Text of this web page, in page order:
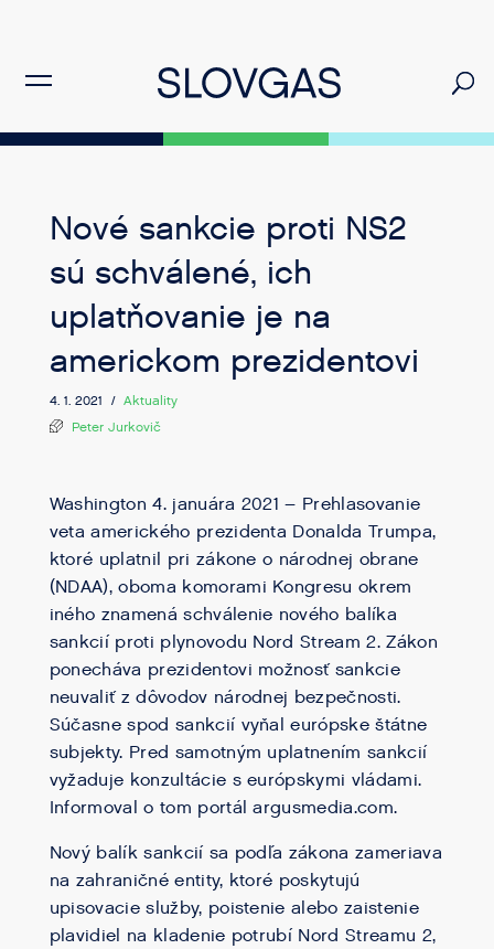
Nové sankcie proti NS2
sú schválené, ich
uplatňovanie je na
americkom prezidentovi
4. 1. 2021 / Aktuality
Peter Jurkovič
Washington 4. januára 2021 – Prehlasovanie
veta amerického prezidenta Donalda Trumpa,
ktoré uplatnil pri zákone o národnej obrane
(NDAA), oboma komorami Kongresu okrem
iného znamená schválenie nového balíka
sankcií proti plynovodu Nord Stream 2. Zákon
ponecháva prezidentovi možnosť sankcie
neuvaliť z dôvodov národnej bezpečnosti.
Súčasne spod sankcií vyňal európske štátne
subjekty. Pred samotným uplatnením sankcií
vyžaduje konzultácie s európskymi vládami.
Informoval o tom portál argusmedia.com.
Nový balík sankcií sa podľa zákona zameriava
na zahraničné entity, ktoré poskytujú
upisovacie služby, poistenie alebo zaistenie
plavidiel na kladenie potrubí Nord Streamu 2,